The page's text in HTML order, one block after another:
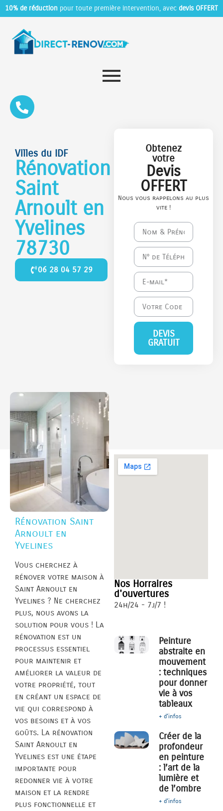
10% de réduction pour toute première intervention, avec devis OFFERT
Villes du IDF
Rénovation
Saint
Arnoult en
Yvelines
78730
06 28 04 57 29
Obtenez
votre
Devis
OFFERT
Nous vous rappelons au plus
vite !
DEVIS
GRATUIT
Rénovation Saint
Arnoult en
Yvelines
Vous cherchez à
rénover votre maison à
Saint Arnoult en
Yvelines ? Ne cherchez
plus, nous avons la
solution pour vous ! La
rénovation est un
processus essentiel
pour maintenir et
améliorer la valeur de
votre propriété, tout
en créant un espace de
vie qui correspond à
vos besoins et à vos
goûts. La rénovation
Saint Arnoult en
Yvelines est une étape
importante pour
redonner vie à votre
maison et la rendre
plus fonctionnelle et
Nos Horraires
d'ouvertures
24h/24 - 7j/7 !
Peinture
abstraite en
mouvement
: techniques
pour donner
vie à vos
tableaux
+ d'infos
Créer de la
profondeur
en peinture
: l’art de la
lumière et
de l’ombre
+ d'infos